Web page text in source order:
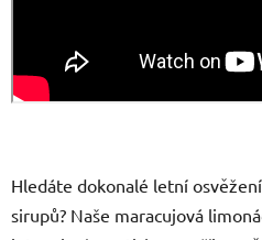
Hledáte dokonalé letní
sirupů? Naše maracujová